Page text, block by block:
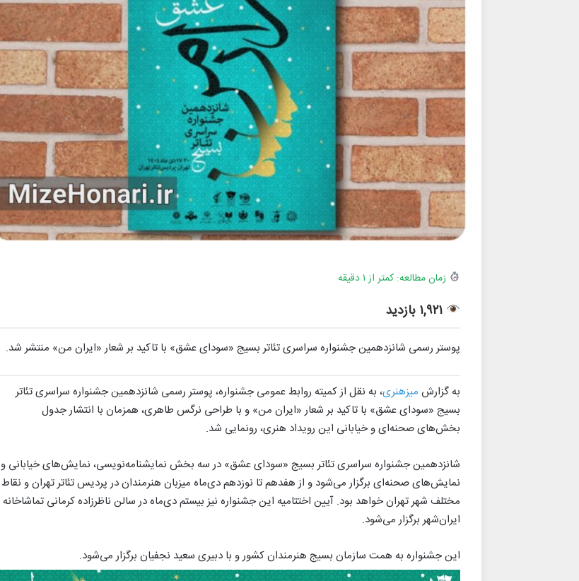
زمان مطالعه: کمتر از ۱ دقیقه
۱,۹۲۱ بازدید
پوستر رسمی شانزدهمین جشنواره سراسری تئاتر بسیج «سودای عشق» با تاکید بر شعار «ایران من» منتشر شد.
به گزارش میزهنری، به نقل از کمیته روابط عمومی جشنواره، پوستر رسمی شانزدهمین جشنواره سراسری تئاتر
بسیج «سودای عشق» با تاکید بر شعار «ایران من» و با طراحی نرگس طاهری، همزمان با انتشار جدول
بخش‌های صحنه‌ای و خیابانی این رویداد هنری، رونمایی شد.
شانزدهمین جشنواره سراسری تئاتر بسیج «سودای عشق» در سه بخش نمایشنامه‌نویسی، نمایش‌های خیابانی و
نمایش‌های صحنه‌ای برگزار می‌شود و از هفدهم تا نوزدهم دی‌ماه میزبان هنرمندان در پردیس تئاتر تهران و نقاط
مختلف شهر تهران خواهد بود. آیین اختتامیه این جشنواره نیز بیستم دی‌ماه در سالن ناظرزاده کرمانی تماشاخانه
ایران‌شهر برگزار می‌شود.
این جشنواره به همت سازمان بسیج هنرمندان کشور و با دبیری سعید نجفیان برگزار می‌شود.